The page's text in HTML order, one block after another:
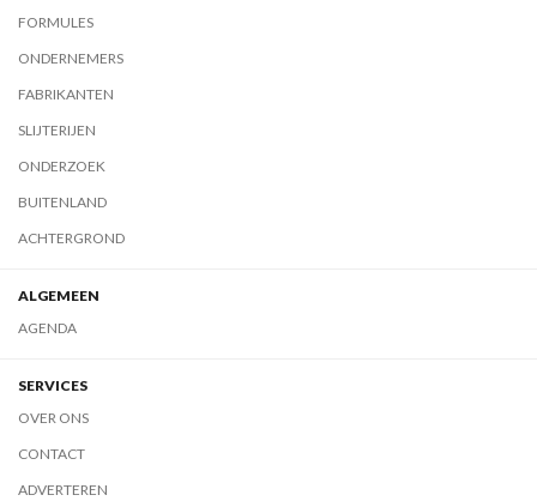
FORMULES
ONDERNEMERS
FABRIKANTEN
SLIJTERIJEN
ONDERZOEK
BUITENLAND
ACHTERGROND
ALGEMEEN
AGENDA
SERVICES
OVER ONS
CONTACT
ADVERTEREN